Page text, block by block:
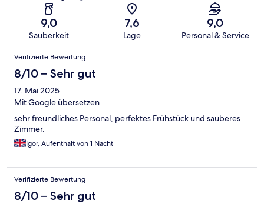
9,0
Sauberkeit
7,6
Lage
9,0
Personal & Service
Bewertungen
Verifizierte Bewertung
8/10 – Sehr gut
17. Mai 2025
Mit Google übersetzen
sehr freundliches Personal, perfektes Frühstück und sauberes
Zimmer.
Igor, Aufenthalt von 1 Nacht
Verifizierte Bewertung
8/10 – Sehr gut